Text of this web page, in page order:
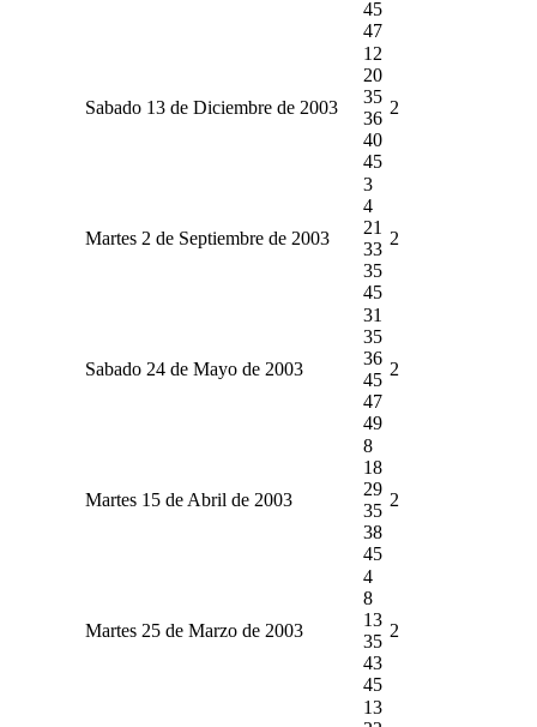
45
47
Sabado 13 de Diciembre de 2003
12
20
35
36
40
45
2
Martes 2 de Septiembre de 2003
3
4
21
33
35
45
2
Sabado 24 de Mayo de 2003
31
35
36
45
47
49
2
Martes 15 de Abril de 2003
8
18
29
35
38
45
2
Martes 25 de Marzo de 2003
4
8
13
35
43
45
2
13